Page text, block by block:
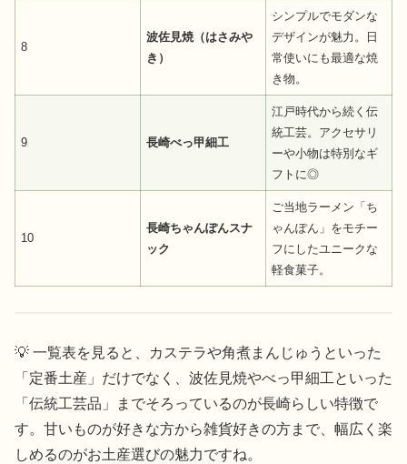
8
波佐見焼（はさみや
き）
シンプルでモダンな
デザインが魅力。日
常使いにも最適な焼
き物。
9 長崎べっ甲細工
江戸時代から続く伝
統工芸。アクセサリ
ーや小物は特別なギ
フトに◎
10
長崎ちゃんぽんスナ
ック
ご当地ラーメン「ち
ゃんぽん」をモチー
フにしたユニークな
軽食菓子。
💡 一覧表を見ると、カステラや角煮まんじゅうといった
「定番土産」だけでなく、波佐見焼やべっ甲細工といった
「伝統工芸品」までそろっているのが長崎らしい特徴で
す。甘いものが好きな方から雑貨好きの方まで、幅広く楽
しめるのがお土産選びの魅力ですね。